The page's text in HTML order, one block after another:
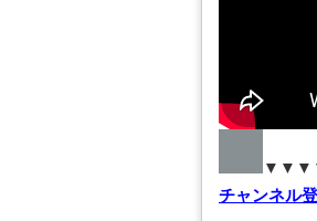
チャンネル